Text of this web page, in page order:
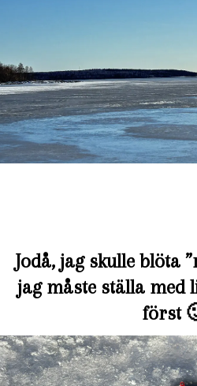
Jodå, jag skulle blöta
jag måste ställa med
först